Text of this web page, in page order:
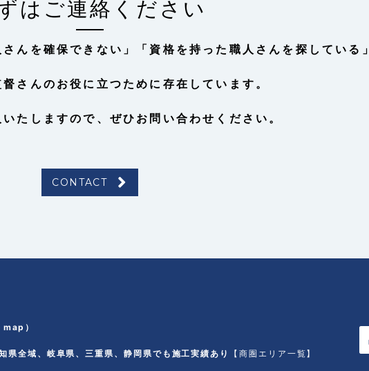
はご連絡ください
さんを確保できない」 「資格を持った職人さんを探している」
さんのお役に立つために存在しています。
たしますので、 ぜひお問い合わせください。
CONTACT
）
全域、岐阜県、三重県、静岡県でも施工実績あり
【商圏エリア一覧】